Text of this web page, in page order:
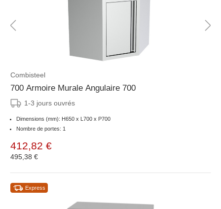
Combisteel
700 Armoire Murale Angulaire 700
1-3 jours ouvrés
Dimensions (mm): H650 x L700 x P700
Nombre de portes: 1
412,82 €
495,38 €
Express